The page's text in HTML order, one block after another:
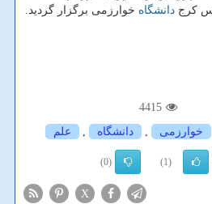
دانشگاه خوارزمی برگزار گردید.
4415
خوارزمی , دانشگاه , علم
(1)
(0)
X